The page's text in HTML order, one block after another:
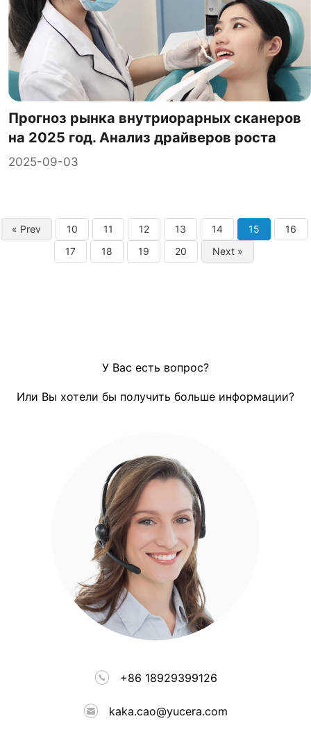
Прогноз рынка внутриорарных сканеров
на 2025 год. Анализ драйверов роста
2025-09-03
« Prev 10 11 12 13 14 15
16
17
18 19 20 Next »
У Вас есть вопрос?
Или Вы хотели бы получить больше информации?
+86 18929399126
kaka.cao@yucera.com